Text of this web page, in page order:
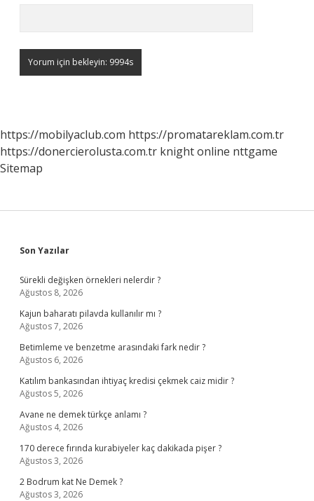
https://mobilyaclub.com https://promatareklam.com.tr
https://donercierolusta.com.tr knight online nttgame
Sitemap
Sidebar
Son Yazılar
Sürekli değişken örnekleri nelerdir ?
Ağustos 8, 2026
Kajun baharatı pilavda kullanılır mı ?
Ağustos 7, 2026
Betimleme ve benzetme arasındaki fark nedir ?
Ağustos 6, 2026
Katılım bankasından ihtiyaç kredisi çekmek caiz midir ?
Ağustos 5, 2026
Avane ne demek türkçe anlamı ?
Ağustos 4, 2026
170 derece fırında kurabiyeler kaç dakikada pişer ?
Ağustos 3, 2026
2 Bodrum kat Ne Demek ?
Ağustos 3, 2026